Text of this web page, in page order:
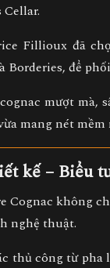
Fillioux đã
Borderies, để
mượt mà,
mang nét
kế – Biểu
Cognac không
nghệ thuật.
thủ công từ pha